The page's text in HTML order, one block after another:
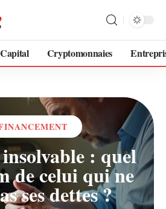
Capital Cryptomonnaies
: quel
de celui qui ne
ses dettes ?